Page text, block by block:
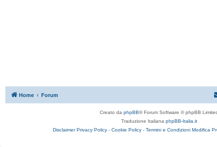
Home Forum
Creato da phpBB® Forum Software © phpBB
Traduzione Italiana phpBB-Italia.it
Disclaimer Privacy Policy - Cookie Policy - Termini e Condizioni Modifica